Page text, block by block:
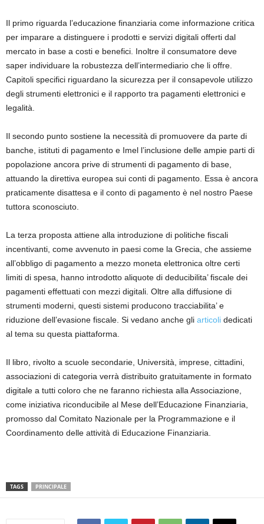
Il primo riguarda l’educazione finanziaria come informazione critica
per imparare a distinguere i prodotti e servizi digitali offerti dal
mercato in base a costi e benefici. Inoltre il consumatore deve
saper individuare la robustezza dell’intermediario che li offre.
Capitoli specifici riguardano la sicurezza per il consapevole utilizzo
degli strumenti elettronici e il rapporto tra pagamenti elettronici e
legalità.
Il secondo punto sostiene la necessità di promuovere da parte di
banche, istituti di pagamento e Imel l’inclusione delle ampie parti di
popolazione ancora prive di strumenti di pagamento di base,
attuando la direttiva europea sui conti di pagamento. Essa è ancora
praticamente disattesa e il conto di pagamento è nel nostro Paese
tuttora sconosciuto.
La terza proposta attiene alla introduzione di politiche fiscali
incentivanti, come avvenuto in paesi come la Grecia, che assieme
all’obbligo di pagamento a mezzo moneta elettronica oltre certi
limiti di spesa, hanno introdotto aliquote di deducibilita’ fiscale dei
pagamenti effettuati con mezzi digitali. Oltre alla diffusione di
strumenti moderni, questi sistemi producono tracciabilita’ e
riduzione dell’evasione fiscale. Si vedano anche gli articoli dedicati
al tema su questa piattaforma.
Il libro, rivolto a scuole secondarie, Università, imprese, cittadini,
associazioni di categoria verrà distribuito gratuitamente in formato
digitale a tutti coloro che ne faranno richiesta alla Associazione,
come iniziativa riconducibile al Mese dell’Educazione Finanziaria,
promosso dal Comitato Nazionale per la Programmazione e il
Coordinamento delle attività di Educazione Finanziaria.
TAGS PRINCIPALE